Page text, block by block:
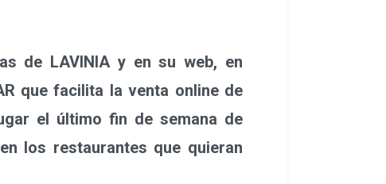
de LAVINIA y en su web, en
que facilita la venta online de
el último fin de semana de
los restaurantes que quieran